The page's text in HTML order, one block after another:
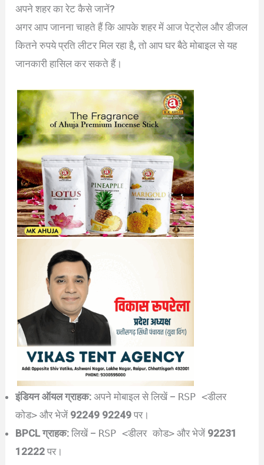
अपने शहर का रेट कैसे जानें?
अगर आप जानना चाहते हैं कि आपके शहर में आज पेट्रोल और डीजल
कितने रुपये प्रति लीटर मिल रहा है, तो आप घर बैठे मोबाइल से यह
जानकारी हासिल कर सकते हैं।
इंडियन ऑयल ग्राहक: अपने मोबाइल से लिखें – RSP <डीलर
कोड> और भेजें 92249 92249 पर।
BPCL ग्राहक: लिखें – RSP <डीलर कोड> और भेजें 92231
12222 पर।